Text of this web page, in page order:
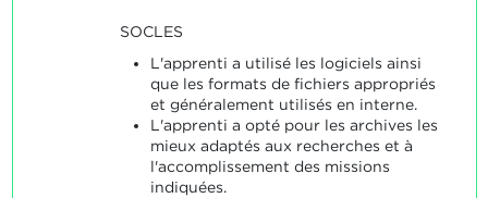
SOCLES
L'apprenti a utilisé les logiciels ainsi
que les formats de fichiers appropriés
et généralement utilisés en interne.
L'apprenti a opté pour les archives les
mieux adaptés aux recherches et à
l'accomplissement des missions
indiquées.